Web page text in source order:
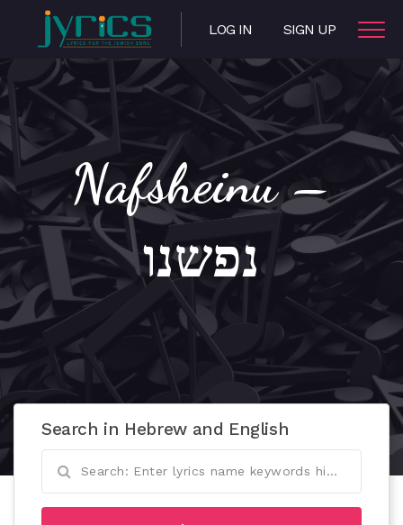
LOG IN SIGN UP
Nafsheinu –
נפשנו
Search in Hebrew and English